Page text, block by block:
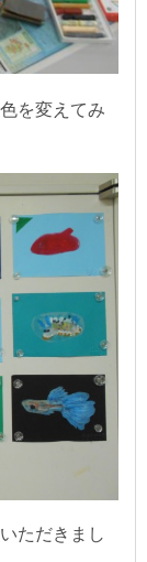
を変えてみ
ただきまし